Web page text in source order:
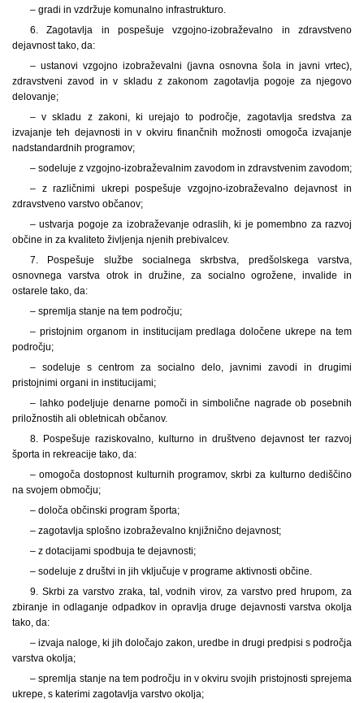
– gradi in vzdržuje komunalno infrastrukturo.
6. Zagotavlja in pospešuje vzgojno-izobraževalno in zdravstveno
dejavnost tako, da:
– ustanovi vzgojno izobraževalni (javna osnovna šola in javni vrtec),
zdravstveni zavod in v skladu z zakonom zagotavlja pogoje za njegovo
delovanje;
– v skladu z zakoni, ki urejajo to področje, zagotavlja sredstva za
izvajanje teh dejavnosti in v okviru finančnih možnosti omogoča izvajanje
nadstandardnih programov;
– sodeluje z vzgojno-izobraževalnim zavodom in zdravstvenim zavodom;
– z različnimi ukrepi pospešuje vzgojno-izobraževalno dejavnost in
zdravstveno varstvo občanov;
– ustvarja pogoje za izobraževanje odraslih, ki je pomembno za razvoj
občine in za kvaliteto življenja njenih prebivalcev.
7. Pospešuje službe socialnega skrbstva, predšolskega varstva,
osnovnega varstva otrok in družine, za socialno ogrožene, invalide in
ostarele tako, da:
– spremlja stanje na tem področju;
– pristojnim organom in institucijam predlaga določene ukrepe na tem
področju;
– sodeluje s centrom za socialno delo, javnimi zavodi in drugimi
pristojnimi organi in institucijami;
– lahko podeljuje denarne pomoči in simbolične nagrade ob posebnih
priložnostih ali obletnicah občanov.
8. Pospešuje raziskovalno, kulturno in društveno dejavnost ter razvoj
športa in rekreacije tako, da:
– omogoča dostopnost kulturnih programov, skrbi za kulturno dediščino
na svojem območju;
– določa občinski program športa;
– zagotavlja splošno izobraževalno knjižnično dejavnost;
– z dotacijami spodbuja te dejavnosti;
– sodeluje z društvi in jih vključuje v programe aktivnosti občine.
9. Skrbi za varstvo zraka, tal, vodnih virov, za varstvo pred hrupom, za
zbiranje in odlaganje odpadkov in opravlja druge dejavnosti varstva okolja
tako, da:
– izvaja naloge, ki jih določajo zakon, uredbe in drugi predpisi s področja
varstva okolja;
– spremlja stanje na tem področju in v okviru svojih pristojnosti sprejema
ukrepe, s katerimi zagotavlja varstvo okolja;